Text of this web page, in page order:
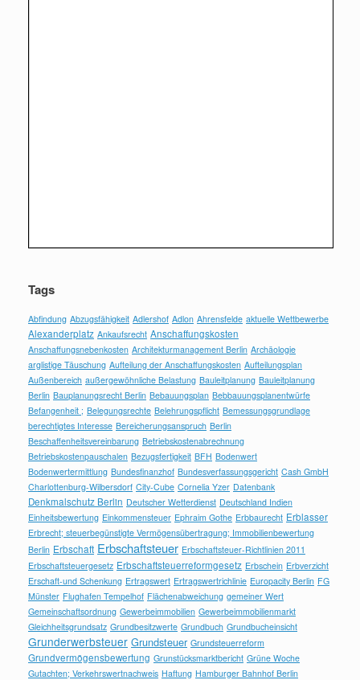
Tags
Abfindung Abzugsfähigkeit Adlershof Adlon Ahrensfelde aktuelle Wettbewerbe
Alexanderplatz Ankaufsrecht Anschaffungskosten
Anschaffungsnebenkosten Architekturmanagement Berlin Archäologie
arglistige Täuschung Aufteilung der Anschaffungskosten Aufteilungsplan
Außenbereich außergewöhnliche Belastung Bauleitplanung Bauleitplanung
Berlin Bauplanungsrecht Berlin Bebauungsplan Bebbauungsplanentwürfe
Befangenheit ; Belegungsrechte Belehrungspflicht Bemessungsgrundlage
berechtigtes Interesse Bereicherungsanspruch Berlin
Beschaffenheitsvereinbarung Betriebskostenabrechnung
Betriebskostenpauschalen Bezugsfertigkeit BFH Bodenwert
Bodenwertermittlung Bundesfinanzhof Bundesverfassungsgericht Cash GmbH
Charlottenburg-Wilbersdorf City-Cube Cornelia Yzer Datenbank
Denkmalschutz Berlin Deutscher Wetterdienst Deutschland Indien
Einheitsbewertung Einkommensteuer Ephraim Gothe Erbbaurecht Erblasser
Erbrecht; steuerbegünstigte Vermögensübertragung; Immobilienbewertung
Berlin Erbschaft Erbschaftsteuer Erbschaftsteuer-Richtlinien 2011
Erbschaftsteuergesetz Erbschaftsteuerreformgesetz Erbschein Erbverzicht
Erschaft-und Schenkung Ertragswert Ertragswertrichlinie Europacity Berlin FG
Münster Flughafen Tempelhof Flächenabweichung gemeiner Wert
Gemeinschaftsordnung Gewerbeimmobilien Gewerbeimmobilienmarkt
Gleichheitsgrundsatz Grundbesitzwerte Grundbuch Grundbucheinsicht
Grunderwerbsteuer Grundsteuer Grundsteuerreform
Grundvermögensbewertung Grunstücksmarktbericht Grüne Woche
Gutachten; Verkehrswertnachweis Haftung Hamburger Bahnhof Berlin